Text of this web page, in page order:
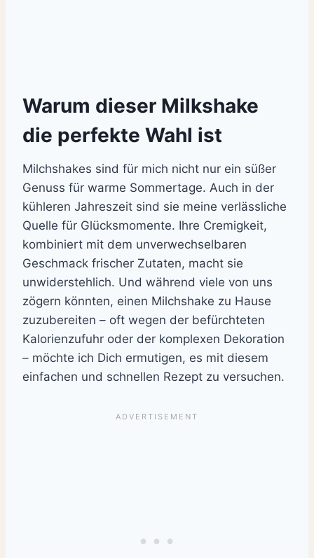
Warum dieser Milkshake
die perfekte Wahl ist
Milchshakes sind für mich nicht nur ein süßer
Genuss für warme Sommertage. Auch in der
kühleren Jahreszeit sind sie meine verlässliche
Quelle für Glücksmomente. Ihre Cremigkeit,
kombiniert mit dem unverwechselbaren
Geschmack frischer Zutaten, macht sie
unwiderstehlich. Und während viele von uns
zögern könnten, einen Milchshake zu Hause
zuzubereiten – oft wegen der befürchteten
Kalorienzufuhr oder der komplexen Dekoration
– möchte ich Dich ermutigen, es mit diesem
einfachen und schnellen Rezept zu versuchen.